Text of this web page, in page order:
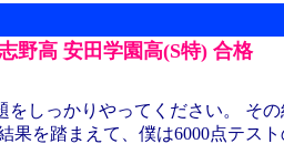
野高 安田学園高(S特) 合格
をしっかりやってください。 そ
果を踏まえて、僕は6000点テス